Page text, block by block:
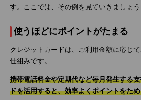
す。ここでは、その例を見ていきましょう
使うほどにポイントがたまる
クレジットカードは、ご利用金額に応じ
仕組みです。
携帯電話料金や定期代など毎月発生する
ドを活用すると、効率よくポイントをた